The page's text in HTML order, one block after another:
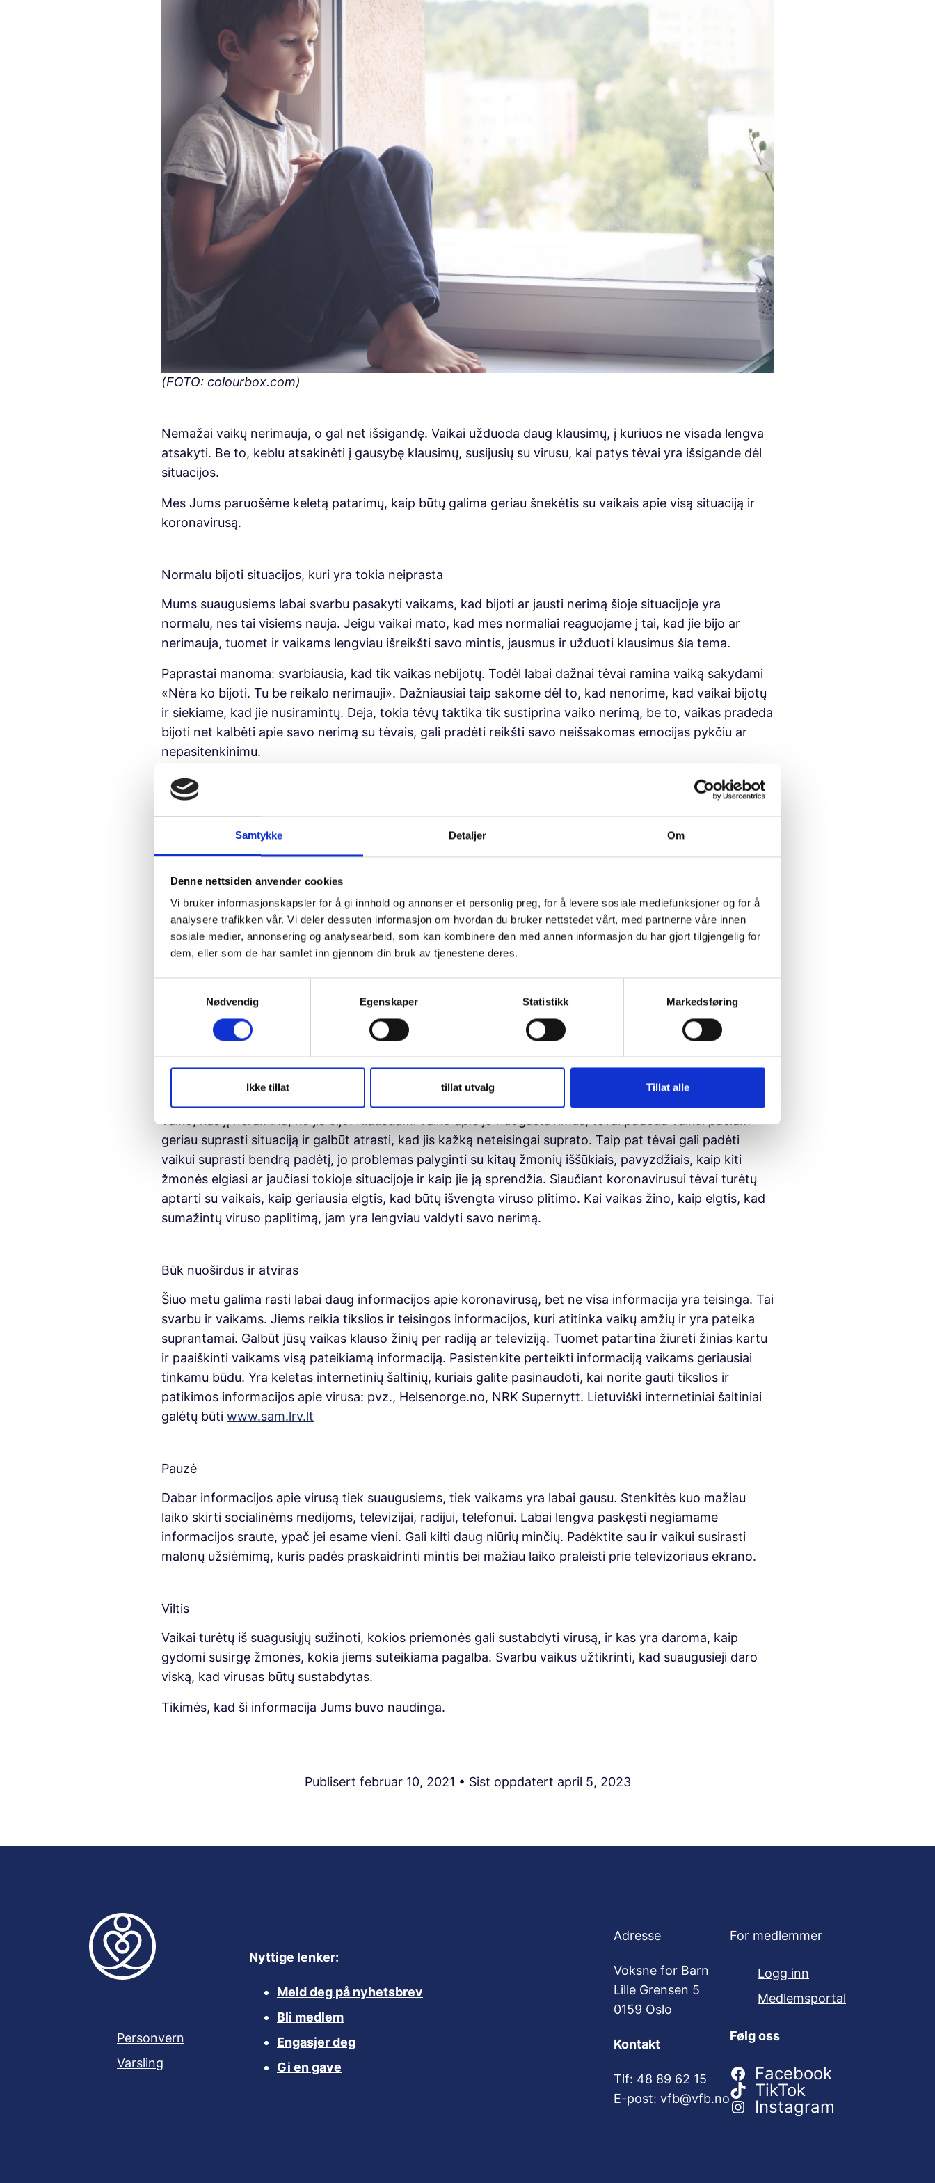
Samtykke Detaljer Om
Denne nettsiden anvender cookies
Vi bruker informasjonskapsler for å gi innhold og annonser et personlig preg, for å levere sosiale mediefunksjoner og for å
analysere trafikken vår. Vi deler dessuten informasjon om hvordan du bruker nettstedet vårt, med partnerne våre innen
sosiale medier, annonsering og analysearbeid, som kan kombinere den med annen informasjon du har gjort tilgjengelig for
dem, eller som de har samlet inn gjennom din bruk av tjenestene deres.
v
Nødvendig Egenskaper Statistikk Markedsføring
Ikke tillat tillat utvalg Tillat alle
(FOTO: colourbox.com)
Nemažai vaikų nerimauja, o gal net išsigandę. Vaikai užduoda daug klausimų, į kuriuos ne visada lengva
atsakyti. Be to, keblu atsakinėti į gausybę klausimų, susijusių su virusu, kai patys tėvai yra išsigande dėl
situacijos.
Mes Jums paruošėme keletą patarimų, kaip būtų galima geriau šnekėtis su vaikais apie visą situaciją ir
koronavirusą.
Normalu bijoti situacijos, kuri yra tokia neiprasta
Mums suaugusiems labai svarbu pasakyti vaikams, kad bijoti ar jausti nerimą šioje situacijoje yra
normalu, nes tai visiems nauja. Jeigu vaikai mato, kad mes normaliai reaguojame į tai, kad jie bijo ar
nerimauja, tuomet ir vaikams lengviau išreikšti savo mintis, jausmus ir užduoti klausimus šia tema.
Paprastai manoma: svarbiausia, kad tik vaikas nebijotų. Todėl labai dažnai tėvai ramina vaiką sakydami
«Nėra ko bijoti. Tu be reikalo nerimauji». Dažniausiai taip sakome dėl to, kad nenorime, kad vaikai bijotų
ir siekiame, kad jie nusiramintų. Deja, tokia tėvų taktika tik sustiprina vaiko nerimą, be to, vaikas pradeda
bijoti net kalbėti apie savo nerimą su tėvais, gali pradėti reikšti savo neišsakomas emocijas pykčiu ar
nepasitenkinimu.
Mes, suaugusieji, turime leisti vaikui išsakyti savo nerimą bei baimes ir parodyti vaikui, kad jausti baimą,
nerimą yra normalu, tai nėra nieko gėdinga. Kai vaikas gali su suaugusiu pasikalbėti apie nerimą bei savo
baimes, tai padeda vaikui išsivaduoti iš jų. Geras būdas pradėti pokalbį su vaiku apie baimes pasakant
sako vaikui «Normalu jausti nerimą bei baimę šioje situacijoje. Tai yra nauja nepažįstama padėtis, bet
apie virusą yra labai daug informacijos. Virusas pakeitė mūsų kasdienybę, ir daug žmonių nerimauja dėl
visų pokyčių bei ateities, tu tikriausiai tai matai ir tau pačiam darosi neramu».
Klausyti
Visiems tėvams yra itin svarbu išklausyti vaikus, būti gerais klausytojais. Tėvai neprivalo žinoti
atsakymus į visus vaikų užduotus klausimus, bet kai vaiką išklausome bei leidžiame jam laisvai klausti,
patys tuo pačiu sužinome, kas vaikams kelia nerimą. Tai padeda geriau suprasti, dėl ko jie nuogastauja.
Labai svarbu, kad tėvai atsakytų į vaikų klausimus, net tada, kai to labai nesinori.
Klausti!
vaiko, kas jį neramina, ko jis bijo. Klausdami vaiko apie jo nuogastavimus, tėvai padeda vaikui pačiam
geriau suprasti situaciją ir galbūt atrasti, kad jis kažką neteisingai suprato. Taip pat tėvai gali padėti
vaikui suprasti bendrą padėtį, jo problemas palyginti su kitaų žmonių iššūkiais, pavyzdžiais, kaip kiti
žmonės elgiasi ar jaučiasi tokioje situacijoje ir kaip jie ją sprendžia. Siaučiant koronavirusui tėvai turėtų
aptarti su vaikais, kaip geriausia elgtis, kad būtų išvengta viruso plitimo. Kai vaikas žino, kaip elgtis, kad
sumažintų viruso paplitimą, jam yra lengviau valdyti savo nerimą.
Būk nuoširdus ir atviras
Šiuo metu galima rasti labai daug informacijos apie koronavirusą, bet ne visa informacija yra teisinga. Tai
svarbu ir vaikams. Jiems reikia tikslios ir teisingos informacijos, kuri atitinka vaikų amžių ir yra pateika
suprantamai. Galbūt jūsų vaikas klauso žinių per radiją ar televiziją. Tuomet patartina žiurėti žinias kartu
ir paaiškinti vaikams visą pateikiamą informaciją. Pasistenkite perteikti informaciją vaikams geriausiai
tinkamu būdu. Yra keletas internetinių šaltinių, kuriais galite pasinaudoti, kai norite gauti tikslios ir
patikimos informacijos apie virusa: pvz., Helsenorge.no, NRK Supernytt. Lietuviški internetiniai šaltiniai
galėtų būti www.sam.lrv.lt
Pauzė
Dabar informacijos apie virusą tiek suaugusiems, tiek vaikams yra labai gausu. Stenkitės kuo mažiau
laiko skirti socialinėms medijoms, televizijai, radijui, telefonui. Labai lengva paskęsti negiamame
informacijos sraute, ypač jei esame vieni. Gali kilti daug niūrių minčių. Padėktite sau ir vaikui susirasti
malonų užsiėmimą, kuris padės praskaidrinti mintis bei mažiau laiko praleisti prie televizoriaus ekrano.
Viltis
Vaikai turėtų iš suagusiųjų sužinoti, kokios priemonės gali sustabdyti virusą, ir kas yra daroma, kaip
gydomi susirgę žmonės, kokia jiems suteikiama pagalba. Svarbu vaikus užtikrinti, kad suaugusieji daro
viską, kad virusas būtų sustabdytas.
Tikimės, kad ši informacija Jums buvo naudinga.
Publisert februar 10, 2021 • Sist oppdatert april 5, 2023
Personvern
Varsling
Nyttige lenker:
Meld deg på nyhetsbrev
Bli medlem
Engasjer deg
Gi en gave
Adresse
Voksne for Barn
Lille Grensen 5
0159 Oslo
Kontakt
Tlf: 48 89 62 15
E-post: vfb@vfb.no
For medlemmer
Logg inn
Medlemsportal
Følg oss
Facebook
TikTok
Instagram